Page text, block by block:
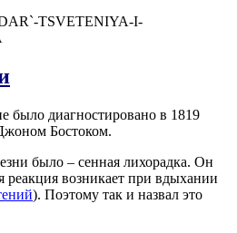
было диагностировано в 1819
Бостоком.
было – сенная лихорадка. Он
реакция возникает при вдыхании
). Поэтому так и назвал это